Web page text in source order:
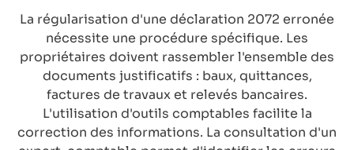
La régularisation d'une déclaration 2072 erronée
nécessite une procédure spécifique. Les
propriétaires doivent rassembler l'ensemble des
documents justificatifs : baux, quittances,
factures de travaux et relevés bancaires.
L'utilisation d'outils comptables facilite la
correction des informations. La consultation d'un